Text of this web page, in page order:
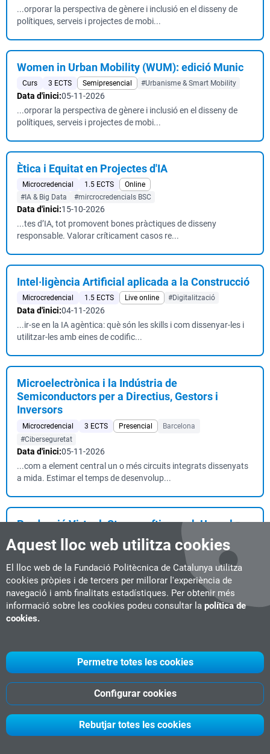
Aquest lloc web utilitza cookies
El lloc web de la Fundació Politècnica de Catalunya utilitza
cookies pròpies i de tercers per millorar l'experiència de
navegació i amb finalitats estadístiques. Per obtenir més
informació sobre les cookies podeu consultar la política de
cookies.
Rebutjar totes les cookies
Configurar cookies
Permetre totes les cookies
...orporar la perspectiva de gènere i inclusió en el disseny de
polítiques, serveis i projectes de mobi...
Women in Urban Mobility (WUM): edició Munic
Curs 3 ECTS Semipresencial #Urbanisme & Smart Mobility
Data d'inici:05-11-2026
...orporar la perspectiva de gènere i inclusió en el disseny de
polítiques, serveis i projectes de mobi...
Ètica i Equitat en Projectes d'IA
Microcredencial 1.5 ECTS
Online
#IA & Big Data
#mircrocredencials BSC
Data d'inici:15-10-2026
...tes d’IA, tot promovent bones pràctiques de disseny
responsable. Valorar críticament casos re...
Intel·ligència Artificial aplicada a la Construcció
Microcredencial 1.5 ECTS Live online #Digitalització
Data d'inici:04-11-2026
...ir-se en la IA agèntica: què són les skills i com dissenyar-les i
utilitzar-les amb eines de codific...
Microelectrònica i la Indústria de
Semiconductors per a Directius, Gestors i
Inversors
Microcredencial 3 ECTS Presencial
Barcelona
#Ciberseguretat
Data d'inici:05-11-2026
...com a element central un o més circuits integrats dissenyats
a mida. Estimar el temps de desenvolup...
Producció Virtual. Stagecrafting amb Unreal
Engine i Pantalles LED
Microcredencial
Terrassa
#Videojocs
Data d'inici:14-11-2026
... de la planificació fins a la postproducció.Crear dissenys i
escenaris virtuals mitjançant l’ú...
RISC-V: de la Teoria a la Indústria
#Ciberseguretat
05-10-2026
...mes RISC-V. Aplicar coneixements pràctics per al disseny i la
integració de SoC basats en RISC-V en...